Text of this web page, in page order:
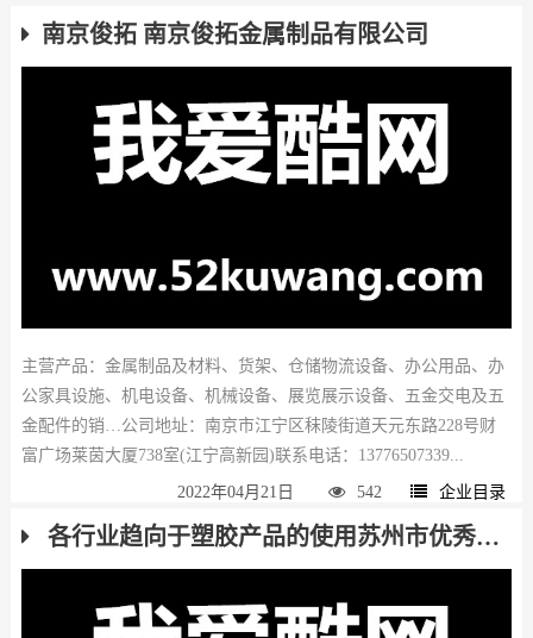
南京俊拓 南京俊拓金属制品有限公司
主营产品：金属制品及材料、货架、仓储物流设备、办公用品、办
公家具设施、机电设备、机械设备、展览展示设备、五金交电及五
金配件的销…公司地址：南京市江宁区秣陵街道天元东路228号财
富广场莱茵大厦738室(江宁高新园)联系电话：13776507339...
2022年04月21日 542 企业目录
各行业趋向于塑胶产品的使用苏州市优秀企业推荐